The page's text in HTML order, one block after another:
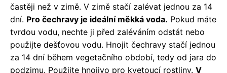
častěji než v zimě. V zimě stačí zalévat jednou za 14
dní. Pro čechravy je ideální měkká voda. Pokud máte
tvrdou vodu, nechte ji před zaléváním odstát nebo
použijte dešťovou vodu. Hnojit čechravy stačí jednou
za 14 dní během vegetačního období, tedy od jara do
podzimu. Použijte hnojivo pro kvetoucí rostliny. V